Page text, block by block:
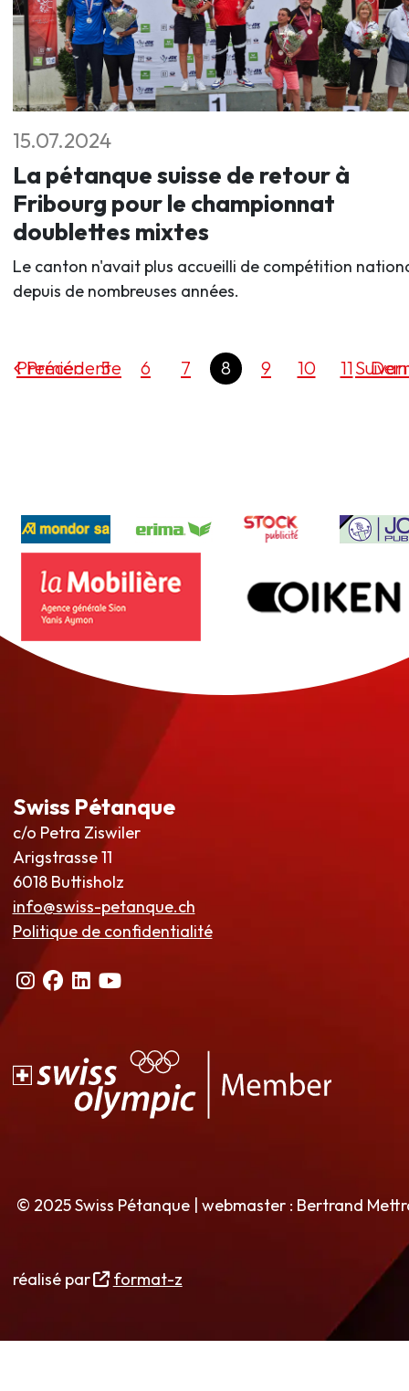
15.07.2024
La pétanque suisse de retour à
Fribourg pour le championnat
doublettes mixtes
Le canton n'avait plus accueilli de compétition
depuis de nombreuses années.
Précédente
Premier 5 6 7 8 9 10 11
Swiss Pétanque
c/o Petra Ziswiler
Arigstrasse 11
6018 Buttisholz
info@swiss-petanque.ch
Politique de confidentialité
© 2025 Swiss Pétanque | webmaster : Bertrand
réalisé par format-z